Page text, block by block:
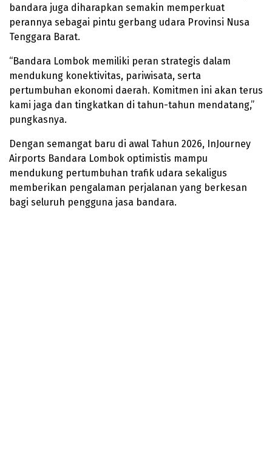
bandara juga diharapkan semakin memperkuat
perannya sebagai pintu gerbang udara Provinsi Nusa
Tenggara Barat.
“Bandara Lombok memiliki peran strategis dalam
mendukung konektivitas, pariwisata, serta
pertumbuhan ekonomi daerah. Komitmen ini akan terus
kami jaga dan tingkatkan di tahun-tahun mendatang,”
pungkasnya.
Dengan semangat baru di awal Tahun 2026, InJourney
Airports Bandara Lombok optimistis mampu
mendukung pertumbuhan trafik udara sekaligus
memberikan pengalaman perjalanan yang berkesan
bagi seluruh pengguna jasa bandara.